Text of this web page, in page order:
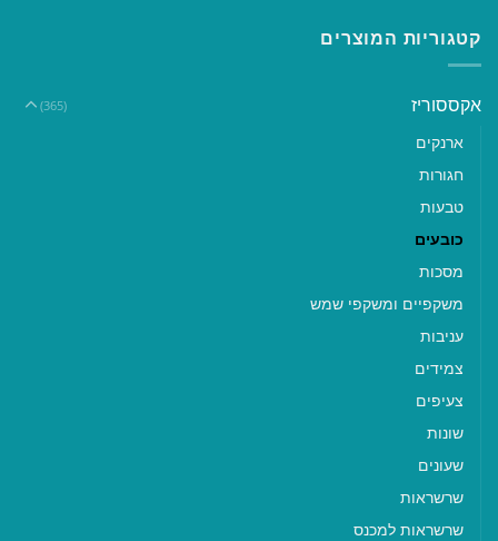
קטגוריות המוצרים
אקססוריז (365)
ארנקים
חגורות
טבעות
כובעים
מסכות
משקפיים ומשקפי שמש
עניבות
צמידים
צעיפים
שונות
שעונים
שרשראות
שרשראות למכנס